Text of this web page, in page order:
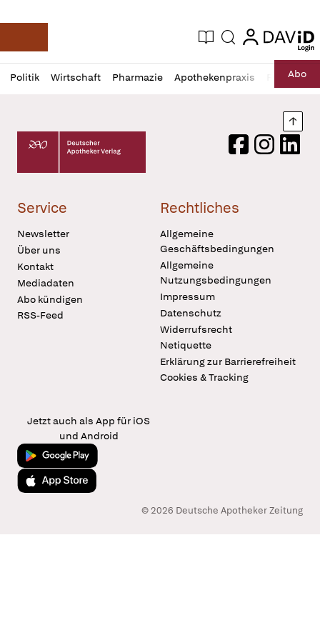
Deutsche Apotheker Zeitung
Aktuelle Ausgabe
Suche login
login
Politik Wirtschaft Pharmazie Apothekenpraxis RechtAbo
Profil
öffnen
Daz
Pur
Deutscher Apotheker Verlag Logo
FacebookInstagram
Service
Newsletter
Über uns
Kontakt
Mediadaten
Abo kündigen
RSS-Feed
Rechtliches
Allgemeine
Geschäftsbedingungen
Allgemeine
Nutzungsbedingungen
Impressum
Datenschutz
Widerrufsrecht
Netiquette
Erklärung zur Barrierefreiheit
Cookies & Tracking
Jetzt auch als App für iOS
und Android
Jetzt bei Google Play
Laden im App Store
© 2026 Deutsche Apotheker Zeitung